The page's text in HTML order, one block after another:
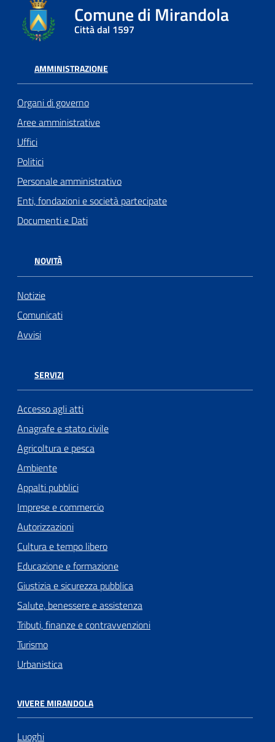
Comune di Mirandola
Città dal 1597
AMMINISTRAZIONE
Organi di governo
Aree amministrative
Uffici
Politici
Personale amministrativo
Enti, fondazioni e società partecipate
Documenti e Dati
NOVITÀ
Notizie
Comunicati
Avvisi
SERVIZI
Accesso agli atti
Anagrafe e stato civile
Agricoltura e pesca
Ambiente
Appalti pubblici
Imprese e commercio
Autorizzazioni
Cultura e tempo libero
Educazione e formazione
Giustizia e sicurezza pubblica
Salute, benessere e assistenza
Tributi, finanze e contravvenzioni
Turismo
Urbanistica
VIVERE MIRANDOLA
Luoghi